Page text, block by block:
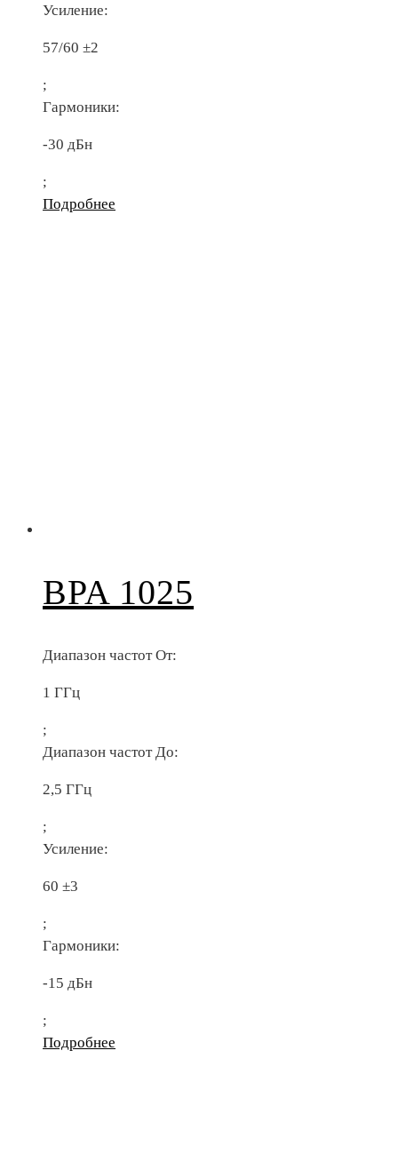
Усиление:
57/60 ±2
;
Гармоники:
-30 дБн
;
Подробнее
BPA 1025
Диапазон частот От:
1 ГГц
;
Диапазон частот До:
2,5 ГГц
;
Усиление:
60 ±3
;
Гармоники:
-15 дБн
;
Подробнее